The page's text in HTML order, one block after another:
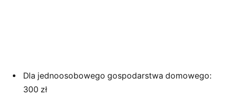
Dla jednoosobowego gospodarstwa domowego:
300 zł